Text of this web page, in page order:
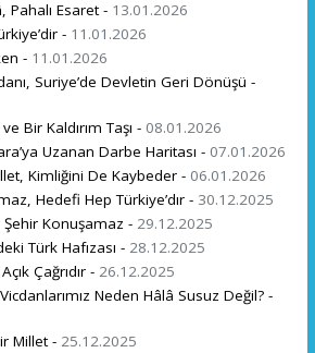
Pahalı Esaret - 13.01.2026
- 11.01.2026
- 11.01.2026
Suriye’de Devletin Geri Dönüşü -
Bir Kaldırım Taşı - 08.01.2026
Uzanan Darbe Haritası - 07.01.2026
Kimliğini De Kaybeder - 06.01.2026
Hedefi Hep Türkiye’dır - 30.12.2025
Konuşamaz - 29.12.2025
Türk Hafızası - 28.12.2025
Çağrıdır - 26.12.2025
Neden Hâlâ Susuz Değil? -
Millet - 25.12.2025